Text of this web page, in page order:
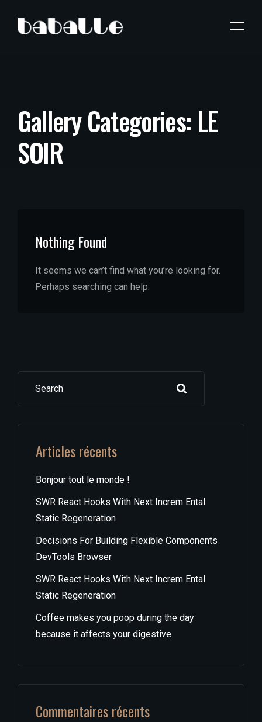
GalleryCategories: LE
SOIR
Nothing Found
It seems we can’t find what you’re looking for.
Perhaps searching can help.
Search
Articles récents
Bonjour tout le monde !
SWR React Hooks With Next Increm Ental
Static Regeneration
Decisions For Building Flexible Components
DevTools Browser
SWR React Hooks With Next Increm Ental
Static Regeneration
Coffee makes you poop during the day
because it affects your digestive
Commentaires récents